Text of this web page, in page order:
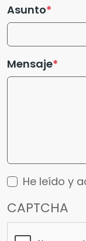
Asunto
Mensaje
He leído y
CAPTCHA